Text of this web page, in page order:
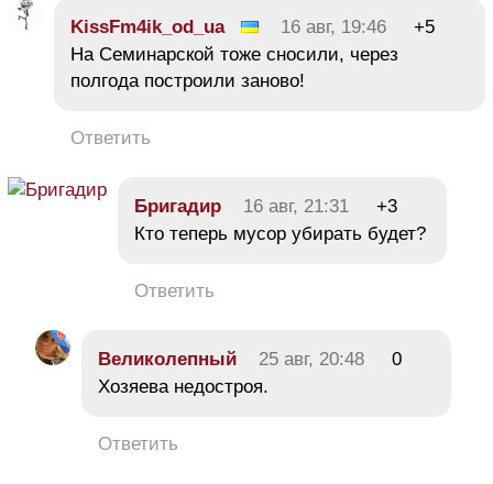
KissFm4ik_od_ua 16 авг, 19:46
+5
На Семинарской тоже сносили, через
полгода построили заново!
Ответить
Бригадир 16 авг, 21:31
+3
Кто теперь мусор убирать будет?
Ответить
Великолепный 25 авг, 20:48
0
Хозяева недостроя.
Ответить